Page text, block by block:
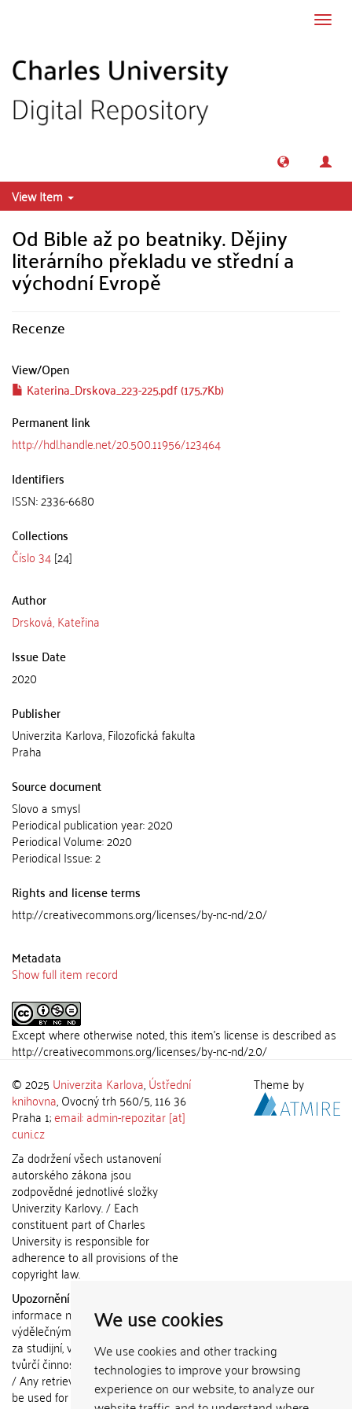
We use cookies
We use cookies and other tracking
technologies to improve your browsing
experience on our website, to analyze our
View Item
Od Bible až po beatniky. Dějiny
literárního překladu ve střední a
východní Evropě
Recenze
View/Open
Katerina_Drskova_223-225.pdf (175.7Kb)
Permanent link
http://hdl.handle.net/20.500.11956/123464
Identifiers
ISSN: 2336-6680
Collections
Číslo 34[24]
Author
Drsková, Kateřina
Issue Date
2020
Publisher
Univerzita Karlova, Filozofická fakulta
Praha
Source document
Slovo a smysl
Periodical publication year: 2020
Periodical Volume: 2020
Periodical Issue: 2
Rights and license terms
http://creativecommons.org/licenses/by-nc-nd/2.0/
Metadata
Show full item record
Except where otherwise noted, this item's license is described as
http://creativecommons.org/licenses/by-nc-nd/2.0/
© 2025 Univerzita Karlova,Ústřední
knihovna, Ovocný trh 560/5, 116 36
Praha 1;email: admin-repozitar [at]
cuni.cz
Za dodržení všech ustanovení
autorského zákona jsou
zodpovědné jednotlivé složky
Univerzity Karlovy. / Each
constituent part of Charles
University is responsible for
adherence to all provisions of the
copyright law.
Upozornění / Notice:
informace nemohou být použity k
výdělečným účelům nebo vydávány
za studijní, vědeckou nebo jinou
tvůrčí činnost jiné osoby než autora.
/ Any retrieved information shall not
be used for any commercial
Theme by